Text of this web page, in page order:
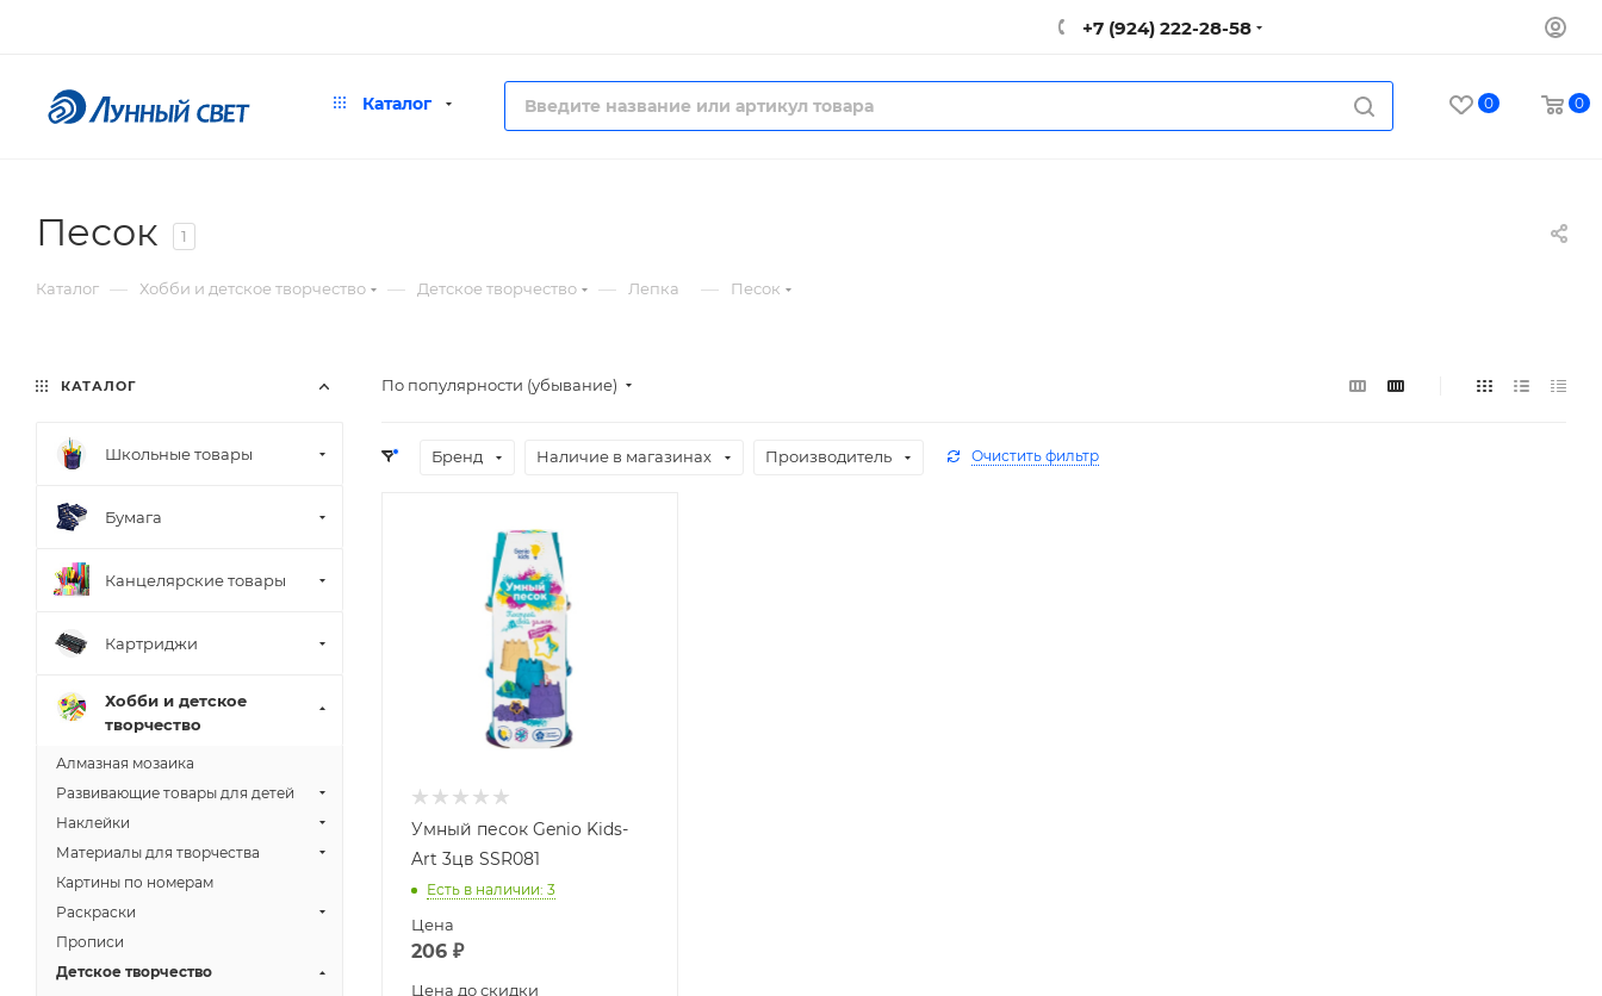
+7 (924) 222-28-58
Каталог 0 0
Песок 1
Каталог — Хобби и детское творчество — Детское творчество — Лепка — Песок
По популярности (убывание)
Бренд Наличие в магазинах Производитель Очистить фильтр
Умный песок Genio Kids-
Art 3цв SSR081
Есть в наличии: 3
Цена
206 ₽
Цена до скидки
КАТАЛОГ
Школьные товары
Бумага
Канцелярские товары
Картриджи
Хобби и детское
творчество
Алмазная мозаика
Развивающие товары для детей
Наклейки
Материалы для творчества
Картины по номерам
Раскраски
Прописи
Детское творчество